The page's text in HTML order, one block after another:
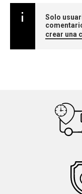
Solo
crear una